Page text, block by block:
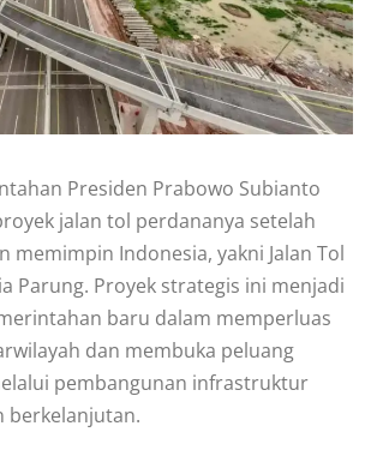
Presiden Prabowo Subianto
jalan tol perdananya setelah
memimpin Indonesia, yakni Jalan Tol
Parung. Proyek strategis ini menjadi
baru dalam memperluas
dan membuka peluang
pembangunan infrastruktur
berkelanjutan.